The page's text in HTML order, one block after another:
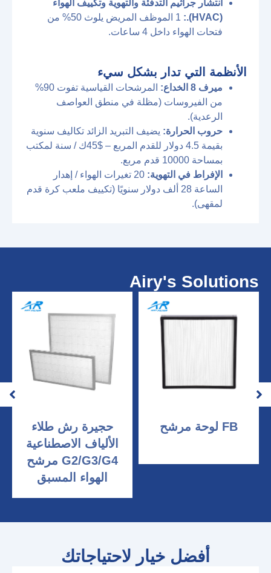
انتشار جراثيم التدفئة والتهوية وتكييف الهواء
(HVAC).:
1 الموظف المريض يلوث 50% من
فتحات الهواء داخل 4 ساعات.
الأنظمة التي تدار بشكل سيء
ميرف 8 الخداع:
المرشحات القياسية تفوت 90%
من الفيروسات (مظلة في منطق العواصف
الرعدية).
حروب الحرارة: يضيف التبريد الزائد تكاليف سنوية
بقيمة 4.5 دولار للقدم المربع – $45ك / سنة لمكتب
بمساحة 10000 قدم مربع.
الإفراط في التهوية:
20 تغيرات الهواء / إهدار
الساعة 28 ألف دولار سنويًا (تكييف ملعب كرة قدم
لمقهى).
Airy's Solutions
FB لوحة مرشح
حجيرة رش طلاء
الألياف الاصطناعية
G2/G3/G4 مرشح
الهواء المسبق
أفضل خيار لاحتياجاتك